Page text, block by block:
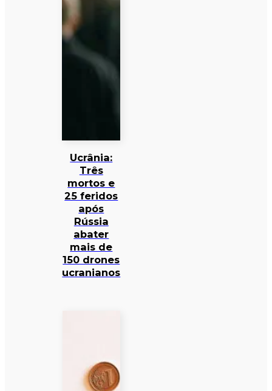
Ucrânia:
Três
mortos e
25 feridos
após
Rússia
abater
mais de
150 drones
ucranianos